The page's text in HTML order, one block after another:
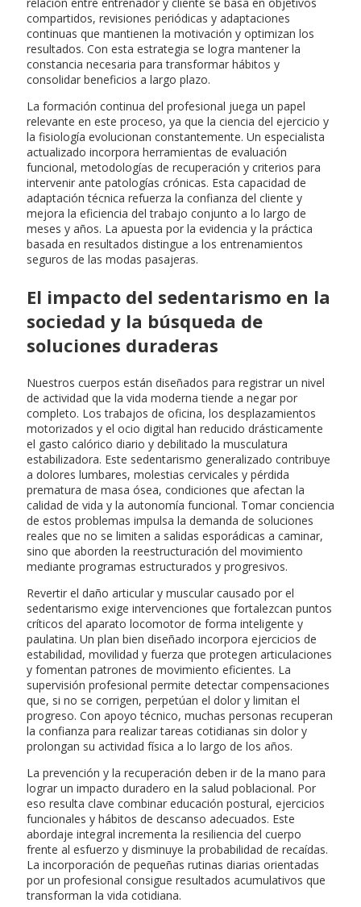
compartidos, revisiones periódicas y adaptaciones
continuas que mantienen la motivación y optimizan los
resultados. Con esta estrategia se logra mantener la
constancia necesaria para transformar hábitos y
consolidar beneficios a largo plazo.
La formación continua del profesional juega un papel
relevante en este proceso, ya que la ciencia del ejercicio y
la fisiología evolucionan constantemente. Un especialista
actualizado incorpora herramientas de evaluación
funcional, metodologías de recuperación y criterios para
intervenir ante patologías crónicas. Esta capacidad de
adaptación técnica refuerza la confianza del cliente y
mejora la eficiencia del trabajo conjunto a lo largo de
meses y años. La apuesta por la evidencia y la práctica
basada en resultados distingue a los entrenamientos
seguros de las modas pasajeras.
El impacto del sedentarismo en la
sociedad y la búsqueda de
soluciones duraderas
Nuestros cuerpos están diseñados para registrar un nivel
de actividad que la vida moderna tiende a negar por
completo. Los trabajos de oficina, los desplazamientos
motorizados y el ocio digital han reducido drásticamente
el gasto calórico diario y debilitado la musculatura
estabilizadora. Este sedentarismo generalizado contribuye
a dolores lumbares, molestias cervicales y pérdida
prematura de masa ósea, condiciones que afectan la
calidad de vida y la autonomía funcional. Tomar conciencia
de estos problemas impulsa la demanda de soluciones
reales que no se limiten a salidas esporádicas a caminar,
sino que aborden la reestructuración del movimiento
mediante programas estructurados y progresivos.
Revertir el daño articular y muscular causado por el
sedentarismo exige intervenciones que fortalezcan puntos
críticos del aparato locomotor de forma inteligente y
paulatina. Un plan bien diseñado incorpora ejercicios de
estabilidad, movilidad y fuerza que protegen articulaciones
y fomentan patrones de movimiento eficientes. La
supervisión profesional permite detectar compensaciones
que, si no se corrigen, perpetúan el dolor y limitan el
progreso. Con apoyo técnico, muchas personas recuperan
la confianza para realizar tareas cotidianas sin dolor y
prolongan su actividad física a lo largo de los años.
La prevención y la recuperación deben ir de la mano para
lograr un impacto duradero en la salud poblacional. Por
eso resulta clave combinar educación postural, ejercicios
funcionales y hábitos de descanso adecuados. Este
abordaje integral incrementa la resiliencia del cuerpo
frente al esfuerzo y disminuye la probabilidad de recaídas.
La incorporación de pequeñas rutinas diarias orientadas
por un profesional consigue resultados acumulativos que
transforman la vida cotidiana.